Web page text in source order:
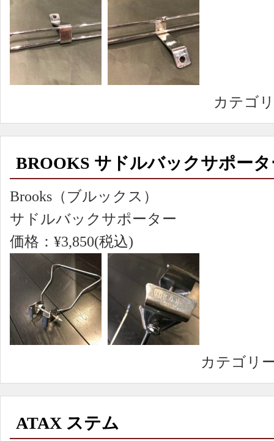
カテゴ
BROOKS サドルバックサポー
Brooks（ブルックス）
サドルバックサポーター
価格：¥3,850(税込)
カテゴリ
ATAX ステム